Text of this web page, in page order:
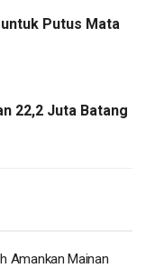
Putus Mata
22,2 Juta Batang
Amankan Mainan